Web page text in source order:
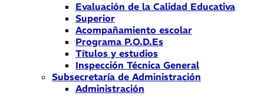
Evaluación de la Calidad Educativa
Superior
Acompañamiento escolar
Programa P.O.D.Es
Títulos y estudios
Inspección Técnica General
Subsecretaría de Administración
Administración